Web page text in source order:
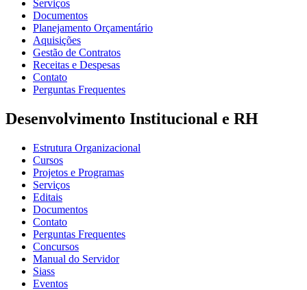
Serviços
Documentos
Planejamento Orçamentário
Aquisições
Gestão de Contratos
Receitas e Despesas
Contato
Perguntas Frequentes
Desenvolvimento Institucional e RH
Estrutura Organizacional
Cursos
Projetos e Programas
Serviços
Editais
Documentos
Contato
Perguntas Frequentes
Concursos
Manual do Servidor
Siass
Eventos